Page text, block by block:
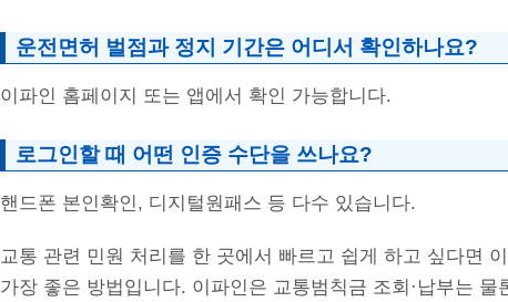
운전면허 벌점과 정지 기간은 어디서 확인하나요?
이파인 홈페이지 또는 앱에서 확인 가능합니다.
로그인할 때 어떤 인증 수단을 쓰나요?
핸드폰 본인확인, 디지털원패스 등 다수 있습니다.
교통 관련 민원 처리를 한 곳에서 빠르고 쉽게 하고 싶다면
가장 좋은 방법입니다. 이파인은 교통범칙금 조회·납부는